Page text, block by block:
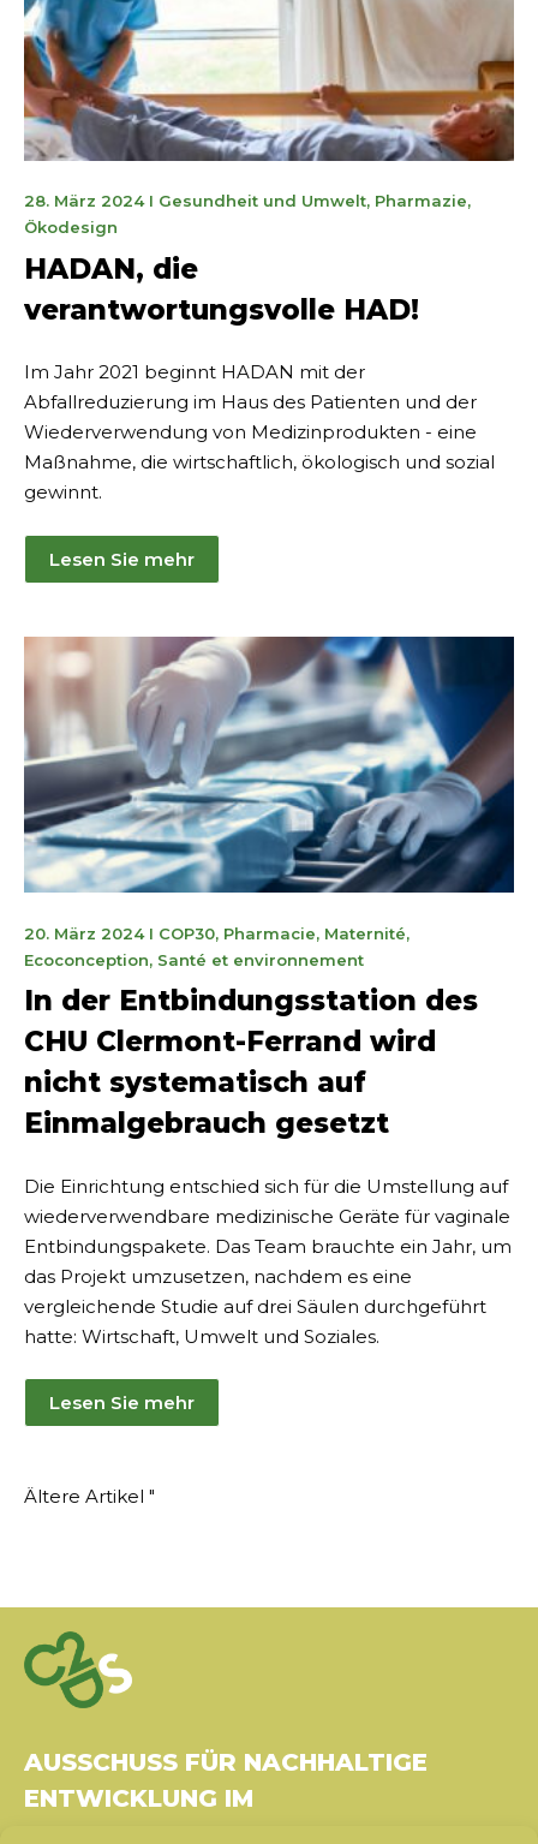
28. März 202420.
2025
I Gesundheit und Umwelt, Pharmazie,
Ökodesign
HADAN, die
verantwortungsvolle HAD!
Im Jahr 2021 beginnt HADAN mit der
Abfallreduzierung im Haus des Patienten und der
Wiederverwendung von Medizinprodukten - eine
Maßnahme, die wirtschaftlich, ökologisch und sozial
gewinnt.
Lesen Sie mehr
20. März 202411
novembre
2025
I COP30, Pharmacie, Maternité,
Ecoconception, Santé et environnement
In der Entbindungsstation des
CHU Clermont-Ferrand wird
nicht systematisch auf
Einmalgebrauch gesetzt
Die Einrichtung entschied sich für die Umstellung auf
wiederverwendbare medizinische Geräte für vaginale
Entbindungspakete. Das Team brauchte ein Jahr, um
das Projekt umzusetzen, nachdem es eine
vergleichende Studie auf drei Säulen durchgeführt
hatte: Wirtschaft, Umwelt und Soziales.
Lesen Sie mehr
Artikel-
Ältere Artikel "
AUSSCHUSS FÜR NACHHALTIGE
ENTWICKLUNG IM